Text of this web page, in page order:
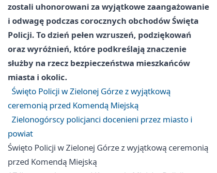
zostali uhonorowani za wyjątkowe zaangażowanie
i odwagę podczas corocznych obchodów Święta
Policji. To dzień pełen wzruszeń, podziękowań
oraz wyróżnień, które podkreślają znaczenie
służby na rzecz bezpieczeństwa mieszkańców
miasta i okolic.
Święto Policji w Zielonej Górze z wyjątkową
ceremonią przed Komendą Miejską
Zielonogórscy policjanci docenieni przez miasto i
powiat
Święto Policji w Zielonej Górze z wyjątkową ceremonią
przed Komendą Miejską